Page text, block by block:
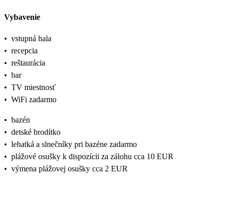
Vybavenie
• vstupná hala
• recepcia
• reštaurácia
• bar
• TV miestnosť
• WiFi zadarmo
• bazén
• detské brodítko
• lehatká a slnečníky pri bazéne zadarmo
• plážové osušky k dispozícii za zálohu cca 10 EUR
• výmena plážovej osušky cca 2 EUR